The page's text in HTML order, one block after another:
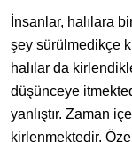
İnsanlar, halılara
şey sürülmedikçe
halılar da
düşünceye
yanlıştır. Zaman
kirlenmektedir.